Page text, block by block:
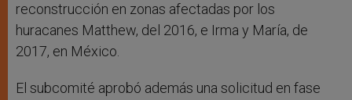
reconstrucción en zonas afectadas por los
huracanes Matthew, del 2016, e Irma y María, de
2017, en México.
El subcomité aprobó además una solicitud en fase